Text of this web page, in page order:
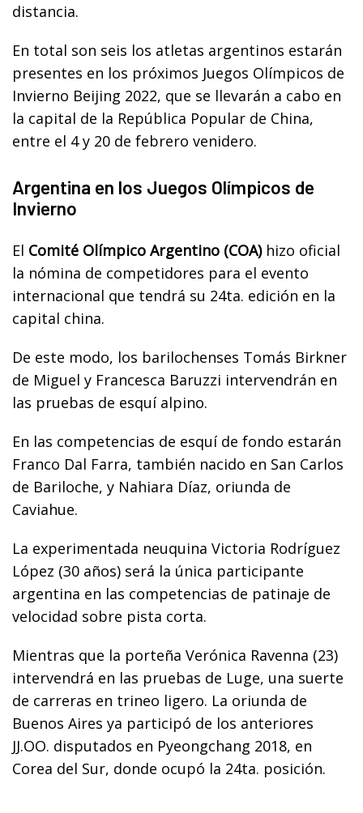
distancia.
En total son seis los atletas argentinos estarán
presentes en los próximos Juegos Olímpicos de
Invierno Beijing 2022, que se llevarán a cabo en
la capital de la República Popular de China,
entre el 4 y 20 de febrero venidero.
Argentina en los Juegos Olímpicos de
Invierno
El Comité Olímpico Argentino (COA)hizo oficial
la nómina de competidores para el evento
internacional que tendrá su 24ta. edición en la
capital china.
De este modo, los barilochenses Tomás Birkner
de Miguel y Francesca Baruzzi intervendrán en
las pruebas de esquí alpino.
En las competencias de esquí de fondo estarán
Franco Dal Farra, también nacido en San Carlos
de Bariloche, y Nahiara Díaz, oriunda de
Caviahue.
La experimentada neuquina Victoria Rodríguez
López (30 años) será la única participante
argentina en las competencias de patinaje de
velocidad sobre pista corta.
Mientras que la porteña Verónica Ravenna (23)
intervendrá en las pruebas de Luge, una suerte
de carreras en trineo ligero. La oriunda de
Buenos Aires ya participó de los anteriores
JJ.OO. disputados en Pyeongchang 2018, en
Corea del Sur, donde ocupó la 24ta. posición.